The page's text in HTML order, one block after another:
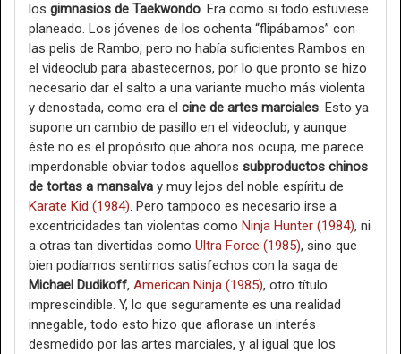
los gimnasios de Taekwondo. Era como si todo estuviese
planeado. Los jóvenes de los ochenta “flipábamos” con
las pelis de Rambo, pero no había suficientes Rambos en
el videoclub para abastecernos, por lo que pronto se hizo
necesario dar el salto a una variante mucho más violenta
y denostada, como era el cine de artes marciales. Esto ya
supone un cambio de pasillo en el videoclub, y aunque
éste no es el propósito que ahora nos ocupa, me parece
imperdonable obviar todos aquellos subproductos chinos
de tortas a mansalva y muy lejos del noble espíritu de
Karate Kid (1984). Pero tampoco es necesario irse a
excentricidades tan violentas como Ninja Hunter (1984), ni
a otras tan divertidas como Ultra Force (1985), sino que
bien podíamos sentirnos satisfechos con la saga de
Michael Dudikoff, American Ninja (1985), otro título
imprescindible. Y, lo que seguramente es una realidad
innegable, todo esto hizo que aflorase un interés
desmedido por las artes marciales, y al igual que los